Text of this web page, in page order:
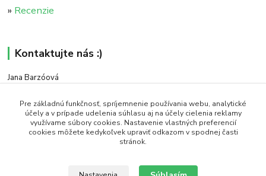
» Recenzie
Kontaktujte nás :)
Jana Barzóová
(PO - PIA, 8:00 - 18:00)
objednavky@naturaj.sk
Pre základnú funkčnosť, spríjemnenie používania webu, analytické
účely a v prípade udelenia súhlasu aj na účely cielenia reklamy
využívame súbory cookies. Nastavenie vlastných preferencií
cookies môžete kedykoľvek upraviť odkazom v spodnej časti
stránok.